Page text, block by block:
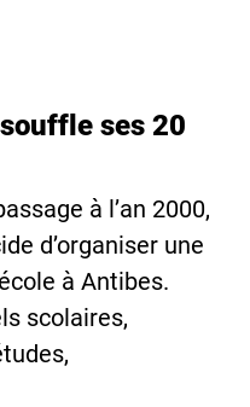
ses 20
à l’an 2000,
d’organiser une
à Antibes.
scolaires,